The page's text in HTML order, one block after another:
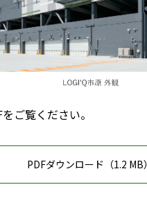
ご覧ください。
PDFダウンロード（1.2 MB）